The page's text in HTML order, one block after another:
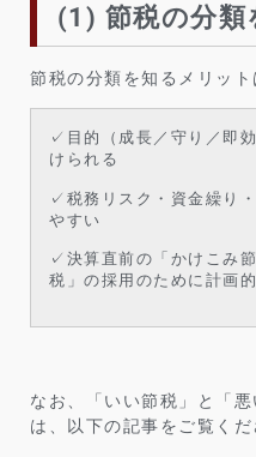
(1) 節税の分類
節税の分類を知るメリット
✓目的（成長／守り／即
けられる
✓税務リスク・資金繰り
やすい
✓決算直前の「かけこみ
税」の採用のために計画
なお、「いい節税」と「
は、以下の記事をご覧くだ